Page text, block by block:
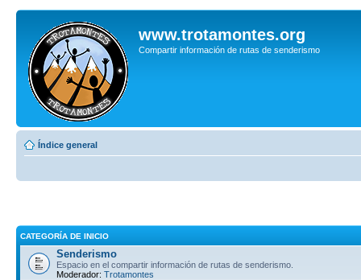
www.trotamontes.org
Compartir información de rutas de senderismo
Índice general
CATEGORÍA DE INICIO
Senderismo
Espacio en el compartir información de rutas de senderismo.
Moderador: Trotamontes